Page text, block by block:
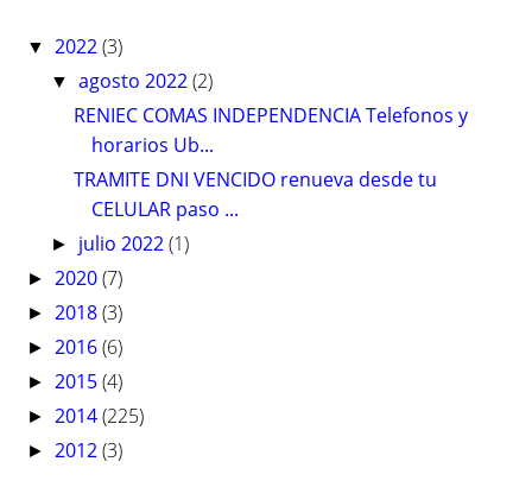
▼ 2022(3)
▼ agosto 2022(2)
RENIEC COMAS INDEPENDENCIA Telefonos y
horarios Ub...
TRAMITE DNI VENCIDO renueva desde tu
CELULAR paso ...
► julio 2022(1)
► 2020(7)
► 2018(3)
► 2016(6)
► 2015(4)
► 2014(225)
► 2012(3)